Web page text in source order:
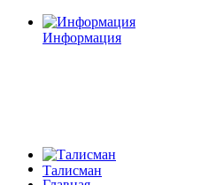
Информация
Талисман